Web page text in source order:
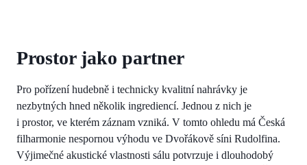
Prostor jako partner
Pro pořízení hudebně i technicky kvalitní nahrávky je
nezbytných hned několik ingrediencí. Jednou z nich je
i prostor, ve kterém záznam vzniká. V tomto ohledu má Česká
filharmonie nespornou výhodu ve Dvořákově síni Rudolfina.
Výjimečné akustické vlastnosti sálu potvrzuje i dlouhodobý